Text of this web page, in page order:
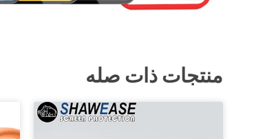
منتجات ذات صله